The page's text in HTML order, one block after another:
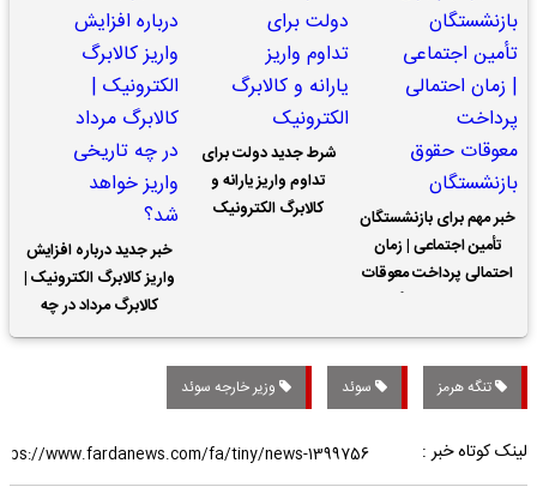
خبر مهم برای بازنشستگان
تأمین اجتماعی | زمان
احتمالی پرداخت معوقات
شرط جدید دولت برای
تداوم واریز یارانه و
کالابرگ الکترونیک
خبر جدید درباره افزایش
واریز کالابرگ الکترونیک |
کالابرگ مرداد در چه
تاریخی واریز خواهد شد؟
تنگه هرمز سوئد وزیر خارجه سوئد
لینک کوتاه خبر :